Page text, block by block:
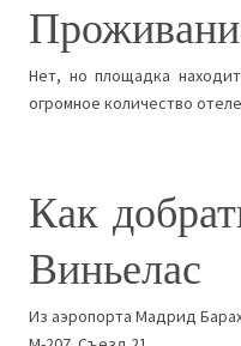
Нет, но площадка
огромное количество
Как
Виньелас
Из аэропорта Мадрид